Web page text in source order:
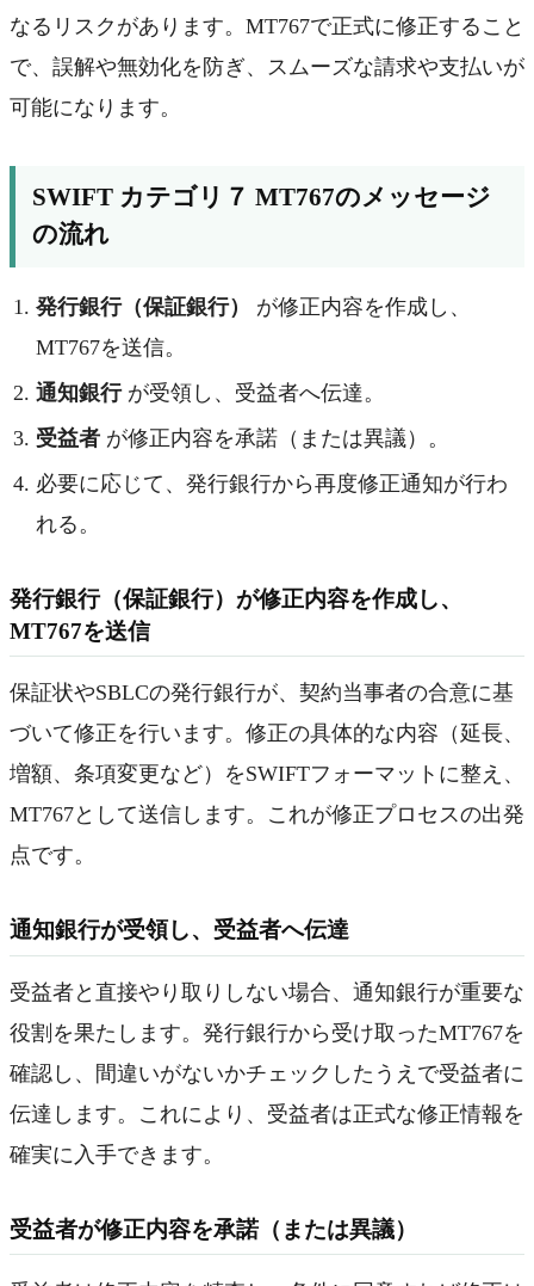
なるリスクがあります。MT767で正式に修正すること
で、誤解や無効化を防ぎ、スムーズな請求や支払いが
可能になります。
SWIFT カテゴリ７ MT767のメッセージ
の流れ
発行銀行（保証銀行）
が修正内容を作成し、
MT767を送信。
通知銀行が受領し、受益者へ伝達。
受益者が修正内容を承諾（または異議）。
必要に応じて、発行銀行から再度修正通知が行わ
れる。
発行銀行（保証銀行）が修正内容を作成し、
MT767を送信
保証状やSBLCの発行銀行が、契約当事者の合意に基
づいて修正を行います。修正の具体的な内容（延長、
増額、条項変更など）をSWIFTフォーマットに整え、
MT767として送信します。これが修正プロセスの出発
点です。
通知銀行が受領し、受益者へ伝達
受益者と直接やり取りしない場合、通知銀行が重要な
役割を果たします。発行銀行から受け取ったMT767を
確認し、間違いがないかチェックしたうえで受益者に
伝達します。これにより、受益者は正式な修正情報を
確実に入手できます。
受益者が修正内容を承諾（または異議）